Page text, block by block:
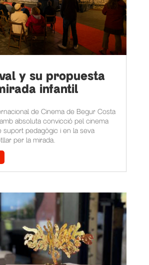
y su propuesta
infantil
de Cinema de Begur Costa
absoluta convicció pel cinema
suport pedagògic i en la seva
per la mirada...